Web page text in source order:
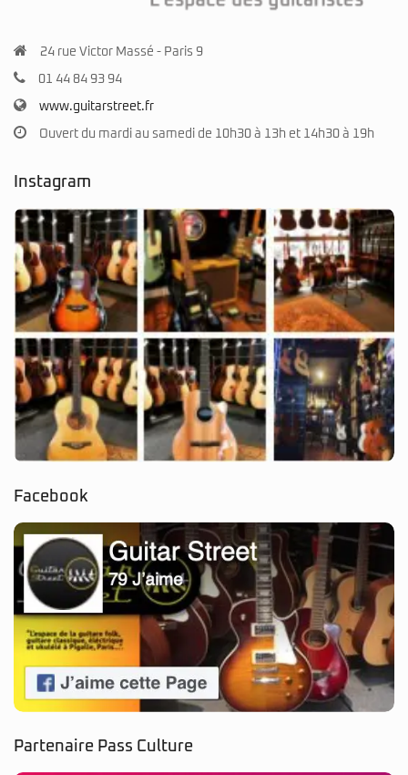
24 rue Victor Massé - Paris 9
01 44 84 93 94
www.guitarstreet.fr
Ouvert du mardi au samedi de 10h30 à 13h et 14h30 à 19h
Instagram
Facebook
Partenaire Pass Culture